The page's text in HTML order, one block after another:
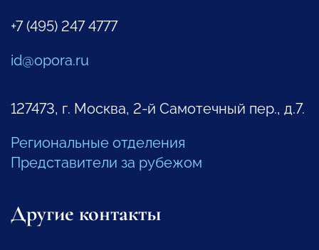
+7 (495) 247 4777
id@opora.ru
127473, г. Москва, 2-й Самотечный пер., д.7.
Региональные отделения
Представители за рубежом
Другие контакты